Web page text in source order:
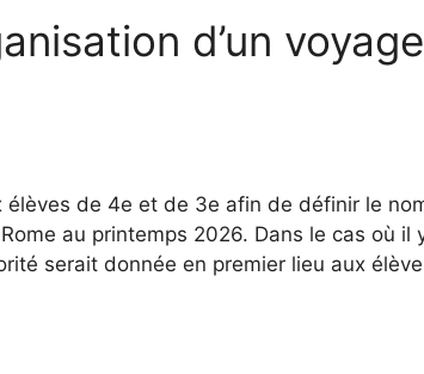
d’un
de 4e et de 3e afin de définir le
au printemps 2026. Dans le cas où il
serait donnée en premier lieu aux